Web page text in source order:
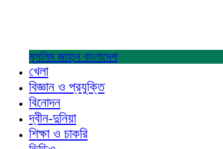
মুসলিম জাহান বাংলাদেশ
খেলা
বিজ্ঞান ও প্রযুক্তি
বিনোদন
দ্বীন-দুনিয়া
শিক্ষা ও চাকরি